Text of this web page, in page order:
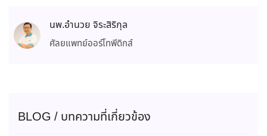
นพ.อำนวย จิระสิริกุล
ศัลยแพทย์ออร์โทพีดิกส์
BLOG / บทความที่เกี่ยวข้อง